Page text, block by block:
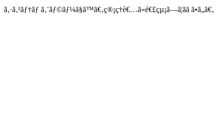
ã‚·ã‚¹ãƒ†ãƒ ã‚¨ãƒ©ãƒ¼ã§ã™ã€‚ç®¡ç†è€…ã«é€£çµ¡ã—ã¦ãã ã•ã„ã€‚